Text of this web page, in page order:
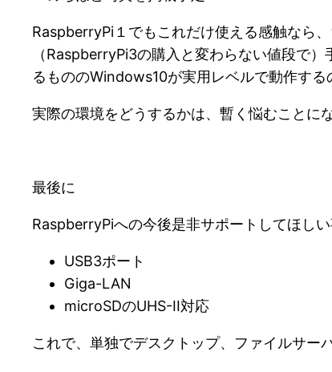
RaspberryPi１でもこれだけ使える感触なら
（RaspberryPi3の購入と変わらない値段で
るもののWindows10が実用レベルで動作する
実際の環境をどうするかは、暫く悩むことに
最後に
RaspberryPiへの今後是非サポートしてほし
USB3ポート
Giga-LAN
microSDのUHS-II対応
これで、単独でデスクトップ、ファイルサー